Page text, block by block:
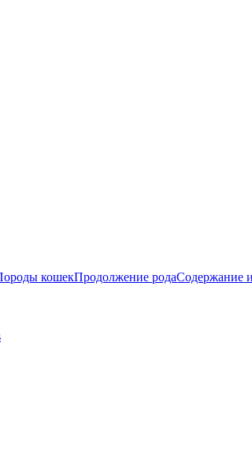
кошекПродолжение родаСодержание